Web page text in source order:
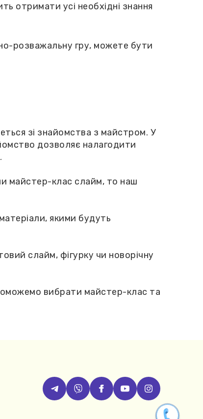
отримати усі необхідні знання
розважальну гру, можете бути
зі знайомства з майстром. У
дозволяє налагодити
майстер-клас слайм, то наш
якими будуть
слайм, фігурку чи новорічну
вибрати майстер-клас та